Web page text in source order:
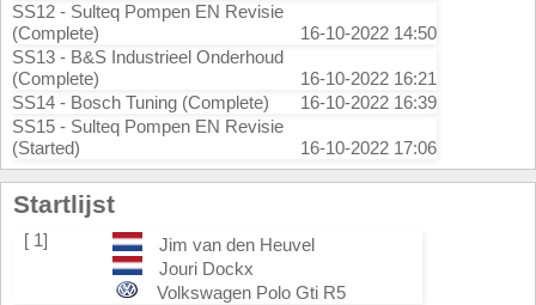
SS12 - Sulteq Pompen EN Revisie
(Complete)
16-10-2022 14:50
SS13 - B&S Industrieel Onderhoud
(Complete)
16-10-2022 16:21
SS14 - Bosch Tuning (Complete)
16-10-2022 16:39
SS15 - Sulteq Pompen EN Revisie
(Started)
16-10-2022 17:06
Startlijst
[ 1]
Jim van den Heuvel
Jouri Dockx
Volkswagen Polo Gti R5